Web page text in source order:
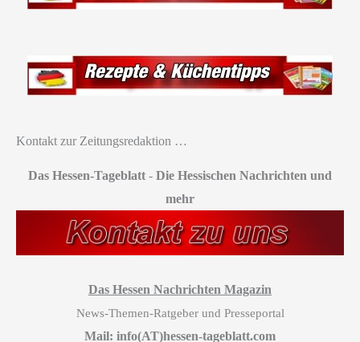
Kontakt zur Zeitungsredaktion …
Das Hessen-Tageblatt - Die Hessischen Nachrichten und
mehr
Das Hessen Nachrichten Magazin
News-Themen-Ratgeber und Presseportal
Mail: info(AT)hessen-tageblatt.com